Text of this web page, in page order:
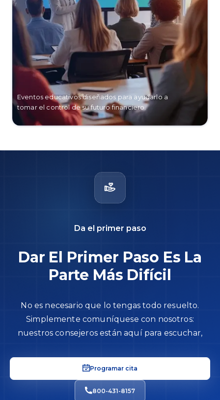
Eventos educativos diseñados para ayudarlo a
tomar el control de su futuro financiero.
Da el primer paso
Dar El Primer Paso Es La
Parte Más Difícil
No es necesario que lo tengas todo resuelto.
Simplemente comuníquese con nosotros:
nuestros consejeros están aquí para escuchar,
Programar cita
800-431-8157